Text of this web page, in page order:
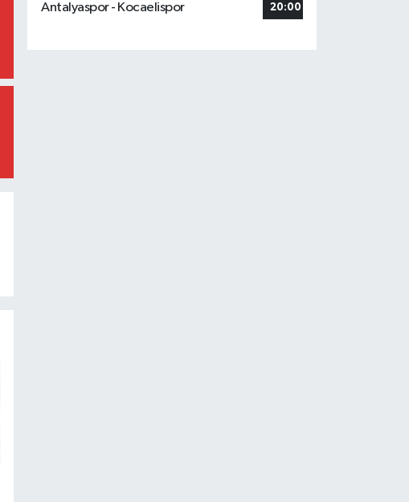
Antalyaspor - Kocaelispor 20:00